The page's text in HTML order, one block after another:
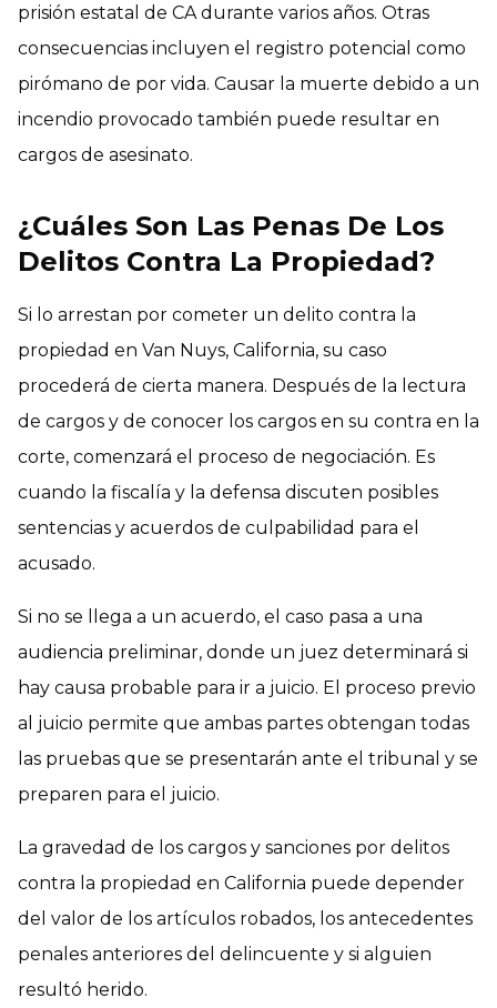
prisión estatal de CA durante varios años. Otras
consecuencias incluyen el registro potencial como
pirómano de por vida. Causar la muerte debido a un
incendio provocado también puede resultar en
cargos de asesinato.
¿Cuáles Son Las Penas De Los
Delitos Contra La Propiedad?
Si lo arrestan por cometer un delito contra la
propiedad en Van Nuys, California, su caso
procederá de cierta manera. Después de la lectura
de cargos y de conocer los cargos en su contra en la
corte, comenzará el proceso de negociación. Es
cuando la fiscalía y la defensa discuten posibles
sentencias y acuerdos de culpabilidad para el
acusado.
Si no se llega a un acuerdo, el caso pasa a una
audiencia preliminar, donde un juez determinará si
hay causa probable para ir a juicio. El proceso previo
al juicio permite que ambas partes obtengan todas
las pruebas que se presentarán ante el tribunal y se
preparen para el juicio.
La gravedad de los cargos y sanciones por delitos
contra la propiedad en California puede depender
del valor de los artículos robados, los antecedentes
penales anteriores del delincuente y si alguien
resultó herido.